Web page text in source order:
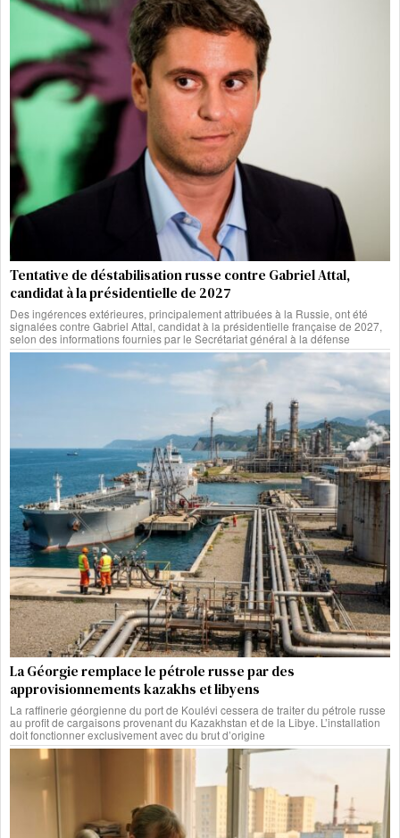
Tentative de déstabilisation russe contre Gabriel Attal,
candidat à la présidentielle de 2027
Des ingérences extérieures, principalement attribuées à la Russie, ont été
signalées contre Gabriel Attal, candidat à la présidentielle française de 2027,
selon des informations fournies par le Secrétariat général à la défense
La Géorgie remplace le pétrole russe par des
approvisionnements kazakhs et libyens
La raffinerie géorgienne du port de Koulévi cessera de traiter du pétrole russe
au profit de cargaisons provenant du Kazakhstan et de la Libye. L’installation
doit fonctionner exclusivement avec du brut d’origine